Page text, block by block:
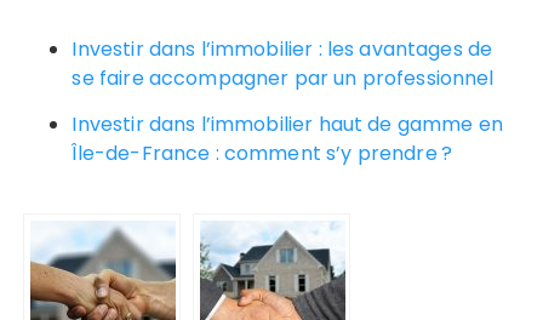
Investir dans l’immobilier : les avantages de
se faire accompagner par un professionnel
Investir dans l’immobilier haut de gamme en
Île-de-France : comment s’y prendre ?